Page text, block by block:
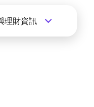
理財資訊